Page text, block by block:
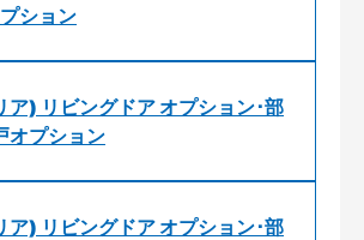
ション
) リビングドア オプション･部
オプション
) リビングドア オプション･部